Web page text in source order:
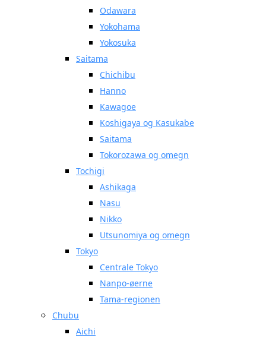
Odawara
Yokohama
Yokosuka
Saitama
Chichibu
Hanno
Kawagoe
Koshigaya og Kasukabe
Saitama
Tokorozawa og omegn
Tochigi
Ashikaga
Nasu
Nikko
Utsunomiya og omegn
Tokyo
Centrale Tokyo
Nanpo-øerne
Tama-regionen
Chubu
Aichi